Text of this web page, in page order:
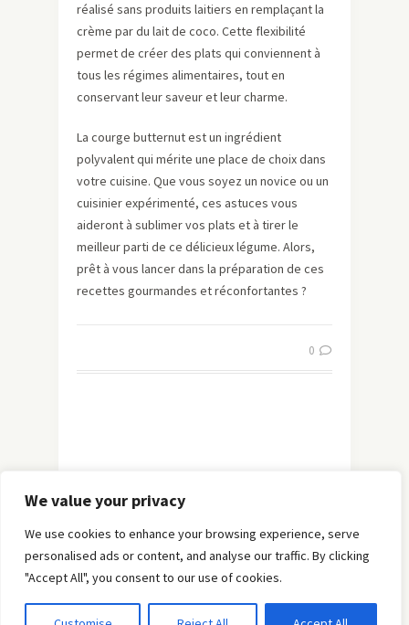
We value your privacy
We use cookies to enhance your browsing experience, serve
personalised ads or content, and analyse our traffic. By clicking
"Accept All", you consent to our use of cookies.
réalisé sans produits laitiers en remplaçant la
crème par du lait de coco. Cette flexibilité
permet de créer des plats qui conviennent à
tous les régimes alimentaires, tout en
conservant leur saveur et leur charme.
La courge butternut est un ingrédient
polyvalent qui mérite une place de choix dans
votre cuisine. Que vous soyez un novice ou un
cuisinier expérimenté, ces astuces vous
aideront à sublimer vos plats et à tirer le
meilleur parti de ce délicieux légume. Alors,
prêt à vous lancer dans la préparation de ces
recettes gourmandes et réconfortantes ?
0
© Copyright 2019 -Solo Pine. All Rights Reserved.